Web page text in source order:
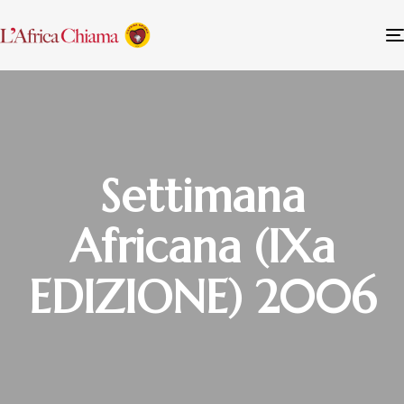
Settimana
Africana (IXa
EDIZIONE) 2006